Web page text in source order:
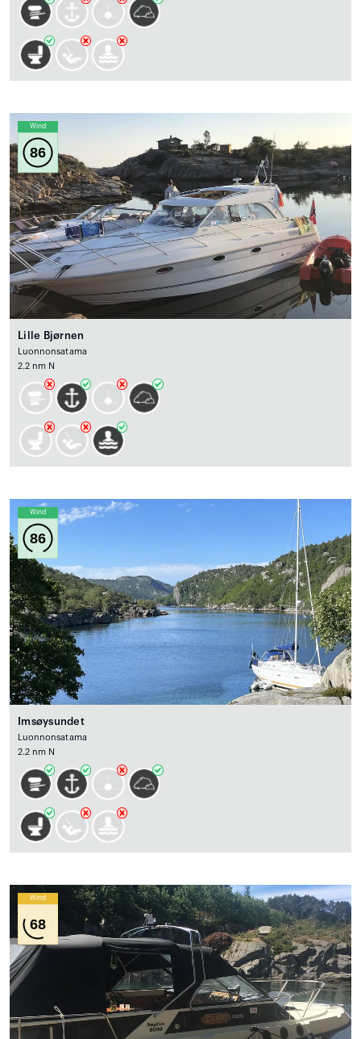
Wind
86
Lille Bjørnen
Luonnonsatama
2.2 nm N
Wind
86
Imsøysundet
Luonnonsatama
2.2 nm N
Wind
68